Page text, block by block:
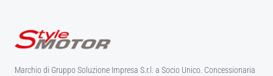
Marchio di Gruppo Soluzione Impresa S.r.l. a Socio Unico. Concessionaria